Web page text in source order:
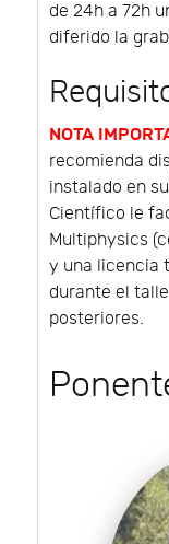
de 24h a 72h
diferido la
NOTA
recomienda
instalado en
Científico le
Multiphysics
y una licencia
durante el
posteriores.